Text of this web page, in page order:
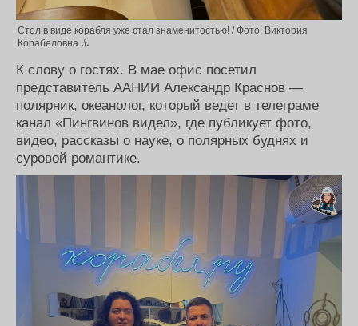
Стол в виде корабля уже стал знаменитостью! / Фото: Виктория
Корабеловна ⚓
К слову о гостях. В мае офис посетил
представитель ААНИИ Александр Краснов —
полярник, океанолог, который ведет в телеграме
канал «Пингвинов видел», где публикует фото,
видео, рассказы о науке, о полярных буднях и
суровой романтике.